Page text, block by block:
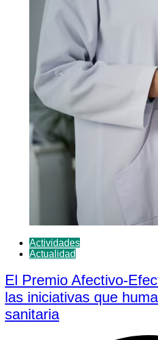
Actividades
Actualidad
El Premio Afectivo-
las iniciativas que
sanitaria